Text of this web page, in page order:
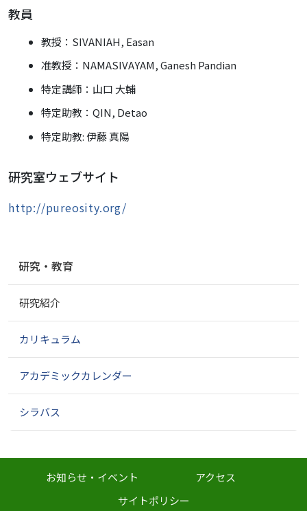
教員
教授：SIVANIAH, Easan
准教授：NAMASIVAYAM, Ganesh Pandian
特定講師： 山口 大輔
特定助教：QIN, Detao
特定助教: 伊藤 真陽
研究室ウェブサイト
http://pureosity.org/
ゲ
シ
ン
研究・教育
研究紹介
カリキュラム
アカデミックカレンダー
シラバス
お知らせ・イベント
アクセス
サイトポリシー